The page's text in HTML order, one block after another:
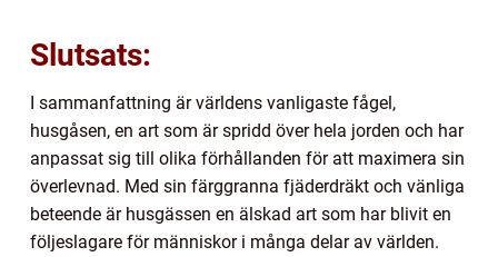
Slutsats:
I sammanfattning är världens vanligaste fågel,
husgåsen, en art som är spridd över hela jorden och har
anpassat sig till olika förhållanden för att maximera sin
överlevnad. Med sin färggranna fjäderdräkt och vänliga
beteende är husgässen en älskad art som har blivit en
följeslagare för människor i många delar av världen.